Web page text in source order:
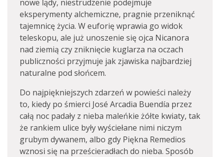
nowe lądy, niestrudzenie podejmuje
eksperymenty alchemiczne, pragnie przeniknąć
tajemnicę życia. W euforię wprawia go widok
teleskopu, ale już unoszenie się ojca Nicanora
nad ziemią czy zniknięcie kuglarza na oczach
publiczności przyjmuje jak zjawiska najbardziej
naturalne pod słońcem.
Do najpiękniejszych zdarzeń w powieści należy
to, kiedy po śmierci José Arcadia Buendía przez
całą noc padały z nieba maleńkie żółte kwiaty, tak
że rankiem ulice były wyściełane nimi niczym
grubym dywanem, albo gdy Piękna Remedios
wznosi się na prześcieradłach do nieba. Sposób